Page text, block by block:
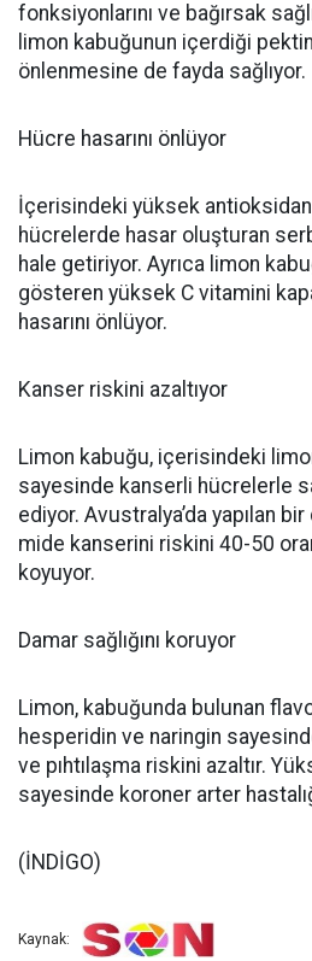
fonksiyonlarını ve bağırsak
limon kabuğunun içerdiği pektin,
önlenmesine de fayda sağlıyor.
Hücre hasarını önlüyor
İçerisindeki yüksek
hücrelerde hasar oluşturan
hale getiriyor. Ayrıca limon
gösteren yüksek C vitamini
hasarını önlüyor.
Kanser riskini azaltıyor
Limon kabuğu, içerisindeki
sayesinde kanserli hücrelerle
ediyor. Avustralya’da yapılan
mide kanserini riskini 40-50
koyuyor.
Damar sağlığını koruyor
Limon, kabuğunda bulunan
hesperidin ve naringin
ve pıhtılaşma riskini azaltır.
sayesinde koroner arter
(İNDİGO)
Kaynak: